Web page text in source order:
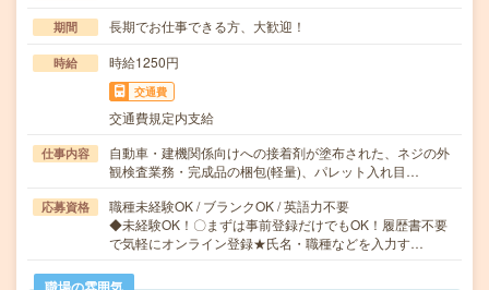
期間 長期でお仕事できる方、大歓迎！
時給 時給1250円
交通費
交通費規定内支給
仕事内容
自動車・建機関係向けへの接着剤が塗布された、ネジの外
観検査業務・完成品の梱包(軽量)、パレット入れ目…
応募資格
職種未経験OK / ブランクOK / 英語力不要
◆未経験OK！〇まずは事前登録だけでもOK！履歴書不要
で気軽にオンライン登録★氏名・職種などを入力す…